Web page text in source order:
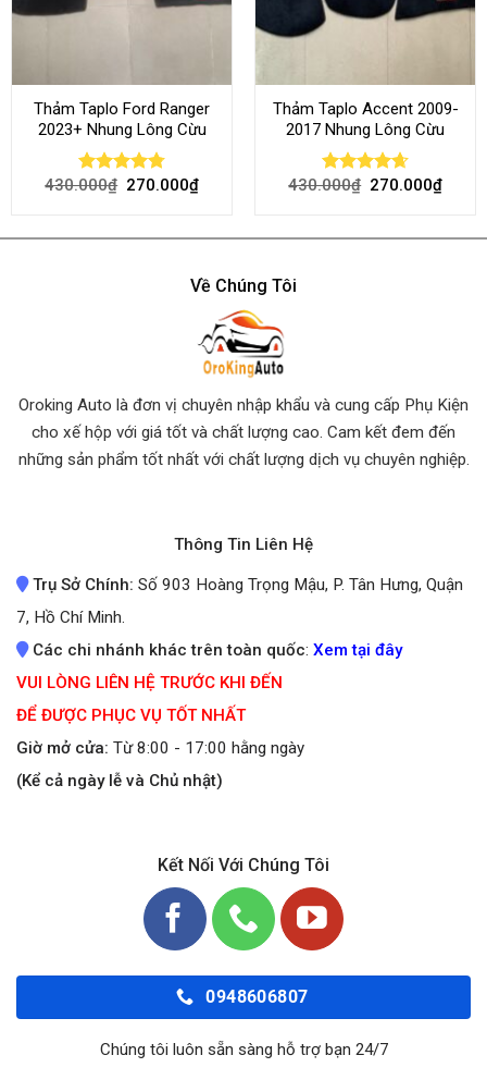
Thảm Taplo Ford Ranger
2023+ Nhung Lông Cừu
Rated 4.80
430.000₫ 270.000₫
Thảm Taplo Accent 2009-
2017 Nhung Lông Cừu
Rated 4.64
430.000₫ 270.000₫
Về Chúng Tôi
Oroking Auto là đơn vị chuyên nhập khẩu và cung cấp Phụ Kiện
cho xế hộp với giá tốt và chất lượng cao. Cam kết đem đến
những sản phẩm tốt nhất với chất lượng dịch vụ chuyên nghiệp.
Thông Tin Liên Hệ
Trụ Sở Chính: Số 903 Hoàng Trọng Mậu, P. Tân Hưng, Quận
7, Hồ Chí Minh.
Các chi nhánh khác trên toàn quốc: Xem tại đây
VUI LÒNG LIÊN HỆ TRƯỚC KHI ĐẾN
ĐỂ ĐƯỢC PHỤC VỤ TỐT NHẤT
Giờ mở cửa: Từ 8:00 - 17:00 hằng ngày
(Kể cả ngày lễ và Chủ nhật)
Kết Nối Với Chúng Tôi
0948606807
Chúng tôi luôn sẵn sàng hỗ trợ bạn 24/7